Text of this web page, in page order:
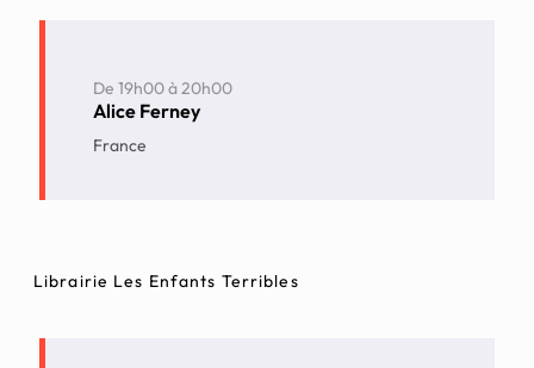
De 19h00à20h00
Alice Ferney
France
Librairie Les Enfants Terribles